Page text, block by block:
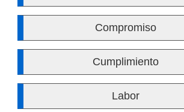
Compromiso
Cumplimiento
Labor